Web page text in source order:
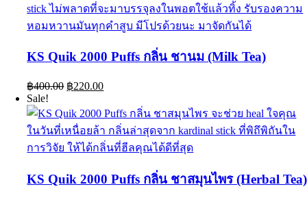
KS Quik 2000 Puffs กลิ่น ชานม (Milk Tea)
฿400.00 Original
was:
฿400.00.
฿220.00Current
is:
฿220.00.
Sale!
KS Quik 2000 Puffs กลิ่น ชาสมุนไพร (Herbal Tea)